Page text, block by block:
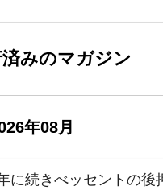
みのマガジン
年08月
に続きべッセントの後